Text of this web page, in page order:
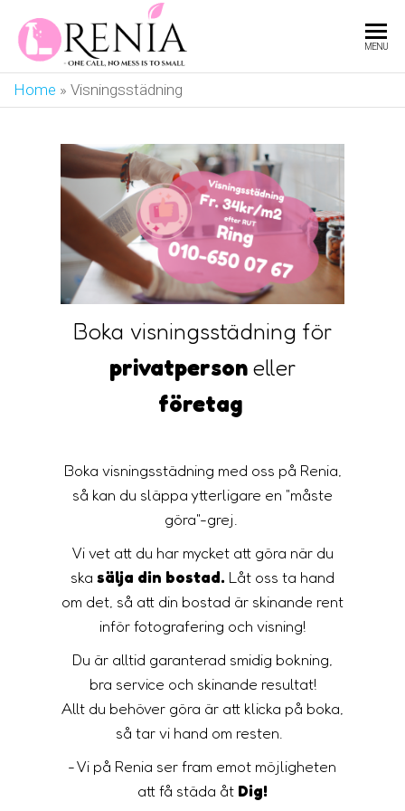
mess
small
MENU
Home » Visningsstädning
Boka visningsstädning för
privatperson eller
företag
Boka visningsstädning med oss på Renia,
så kan du släppa ytterligare en "måste
göra"-grej.
Vi vet att du har mycket att göra när du
ska sälja din bostad. Låt oss ta hand
om det, så att din bostad är skinande rent
inför fotografering och visning!
Du är alltid garanterad smidig bokning,
bra service och skinande resultat!
Allt du behöver göra är att klicka på boka,
så tar vi hand om resten.
- Vi på Renia ser fram emot möjligheten
att få städa åt Dig!